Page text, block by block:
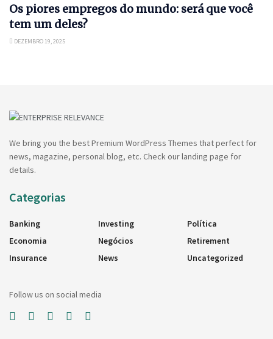
Os piores empregos do mundo: será que você
tem um deles?
DEZEMBRO 19, 2025
We bring you the best Premium WordPress Themes that perfect for
news, magazine, personal blog, etc. Check our landing page for
details.
Categorias
Banking
Economia
Insurance
Investing
Negócios
News
Política
Retirement
Uncategorized
Follow us on social media